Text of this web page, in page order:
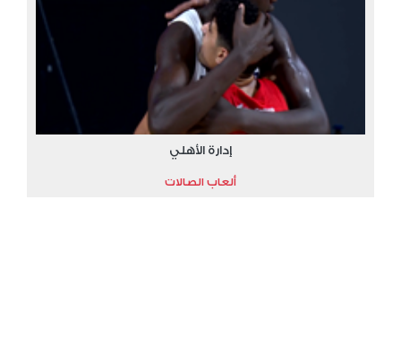
إدارة الأهلي
ألعاب الصالات